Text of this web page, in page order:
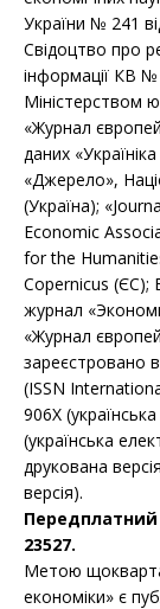
України № 241
Свідоцтво про
інформації КВ
Міністерством
«Журнал
даних
«Джерело»,
(Україна);
Economic
for the
Copernicus
журнал
«Журнал
зареєстровано
(ISSN
906Х
(українська
друкована
версія).
Передплатний
23527.
Метою
економіки» є